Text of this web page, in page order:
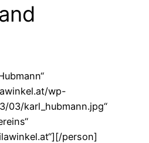
wp-
03/karl_hubmann.jpg“
person]